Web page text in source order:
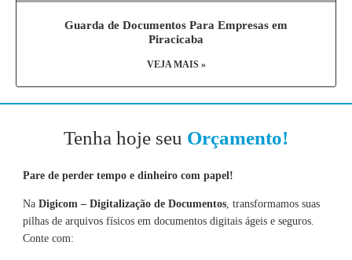
Guarda de Documentos Para Empresas em
Piracicaba
VEJA MAIS »
Tenha hoje seu Orçamento!
Pare de perder tempo e dinheiro com papel!
Na Digicom – Digitalização de Documentos, transformamos suas
pilhas de arquivos físicos em documentos digitais ágeis e seguros.
Conte com: